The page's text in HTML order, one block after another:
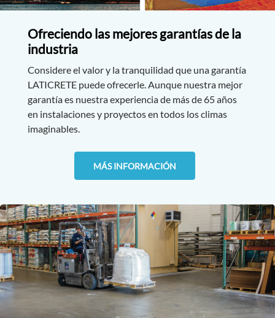
Ofreciendo las mejores garantías de la
industria
Considere el valor y la tranquilidad que una garantía
LATICRETE puede ofrecerle. Aunque nuestra mejor
garantía es nuestra experiencia de más de 65 años
en instalaciones y proyectos en todos los climas
imaginables.
MÁS INFORMACIÓN